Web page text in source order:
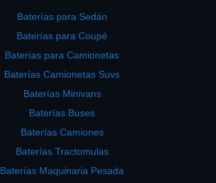
Baterías para Sedán
Baterías para Coupé
Baterías para Camionetas
Baterías Camionetas Suvs
Baterías Minivans
Baterías Buses
Baterías Camiones
Baterías Tractomulas
Baterías Maquinaria Pesada